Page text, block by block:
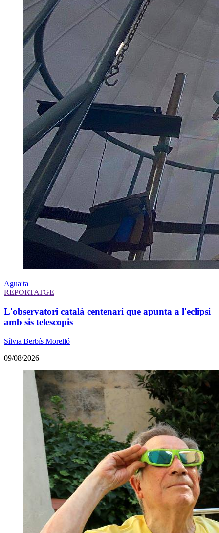
Aguaita
REPORTATGE
L'observatori català centenari que apunta a l'eclipsi
amb sis telescopis
Sílvia Berbís Morelló
09/08/2026